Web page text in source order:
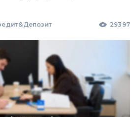
29397